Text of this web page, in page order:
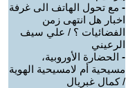
- مع تحول الهاتف الى غرفة
اخبار هل انتهى زمن
الفضائيات ؟ / علي سيف
الرعيني
- الحضارة الأوروبية،
مسيحية أم لامسيحية الهوية
/ كمال غبريال